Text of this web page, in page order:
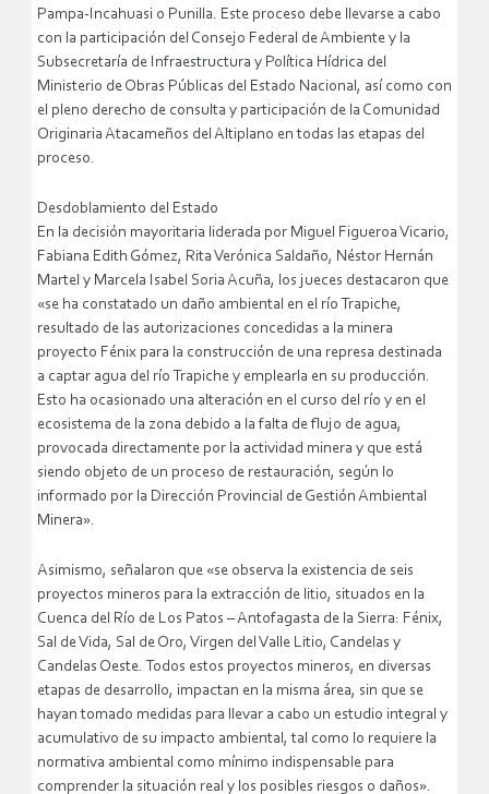
Pampa-Incahuasi o Punilla. Este proceso debe llevarse a cabo
con la participación del Consejo Federal de Ambiente y la
Subsecretaría de Infraestructura y Política Hídrica del
Ministerio de Obras Públicas del Estado Nacional, así como con
el pleno derecho de consulta y participación de la Comunidad
Originaria Atacameños del Altiplano en todas las etapas del
proceso.
Desdoblamiento del Estado
En la decisión mayoritaria liderada por Miguel Figueroa Vicario,
Fabiana Edith Gómez, Rita Verónica Saldaño, Néstor Hernán
Martel y Marcela Isabel Soria Acuña, los jueces destacaron que
«se ha constatado un daño ambiental en el río Trapiche,
resultado de las autorizaciones concedidas a la minera
proyecto Fénix para la construcción de una represa destinada
a captar agua del río Trapiche y emplearla en su producción.
Esto ha ocasionado una alteración en el curso del río y en el
ecosistema de la zona debido a la falta de flujo de agua,
provocada directamente por la actividad minera y que está
siendo objeto de un proceso de restauración, según lo
informado por la Dirección Provincial de Gestión Ambiental
Minera».
Asimismo, señalaron que «se observa la existencia de seis
proyectos mineros para la extracción de litio, situados en la
Cuenca del Río de Los Patos – Antofagasta de la Sierra: Fénix,
Sal de Vida, Sal de Oro, Virgen del Valle Litio, Candelas y
Candelas Oeste. Todos estos proyectos mineros, en diversas
etapas de desarrollo, impactan en la misma área, sin que se
hayan tomado medidas para llevar a cabo un estudio integral y
acumulativo de su impacto ambiental, tal como lo requiere la
normativa ambiental como mínimo indispensable para
comprender la situación real y los posibles riesgos o daños».